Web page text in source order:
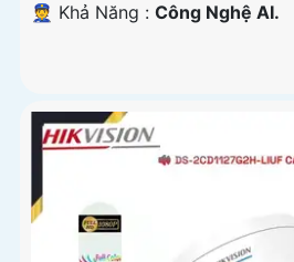
️👮 Khả Năng : Công Nghệ AI.